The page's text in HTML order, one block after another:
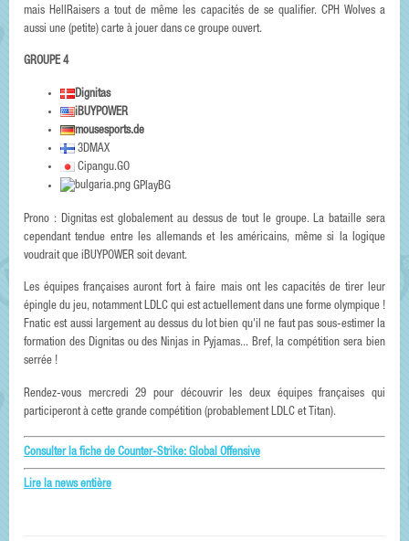
mais HellRaisers a tout de même les capacités de se qualifier. CPH Wolves a
aussi une (petite) carte à jouer dans ce groupe ouvert.
GROUPE 4
Dignitas
iBUYPOWER
mousesports.de
3DMAX
Cipangu.GO
GPlayBG
Prono : Dignitas est globalement au dessus de tout le groupe. La bataille sera
cependant tendue entre les allemands et les américains, même si la logique
voudrait que iBUYPOWER soit devant.
Les équipes françaises auront fort à faire mais ont les capacités de tirer leur
épingle du jeu, notamment LDLC qui est actuellement dans une forme olympique !
Fnatic est aussi largement au dessus du lot bien qu'il ne faut pas sous-estimer la
formation des Dignitas ou des Ninjas in Pyjamas... Bref, la compétition sera bien
serrée !
Rendez-vous mercredi 29 pour découvrir les deux équipes françaises qui
participeront à cette grande compétition (probablement LDLC et Titan).
Consulter la fiche de Counter-Strike: Global Offensive
Lire la news entière